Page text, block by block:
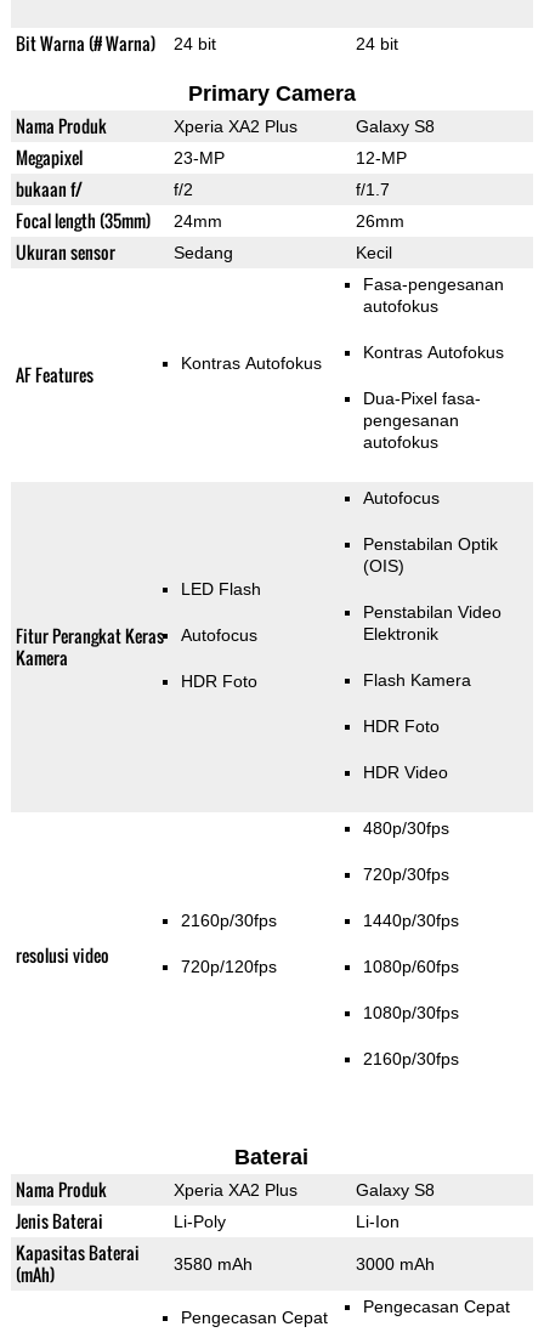
Bit Warna (# Warna) 24 bit 24 bit
Primary Camera
Nama Produk Xperia XA2 Plus Galaxy S8
Megapixel 23-MP 12-MP
bukaan f/ f/2 f/1.7
Focal length (35mm) 24mm 26mm
Ukuran sensor Sedang Kecil
AF Features Kontras Autofokus
Fasa-pengesanan
autofokus
Kontras Autofokus
Dua-Pixel fasa-
pengesanan
autofokus
Fitur Perangkat Keras
Kamera
LED Flash
Autofocus
HDR Foto
Autofocus
Penstabilan Optik
(OIS)
Penstabilan Video
Elektronik
Flash Kamera
HDR Foto
HDR Video
resolusi video
2160p/30fps
720p/120fps
480p/30fps
720p/30fps
1440p/30fps
1080p/60fps
1080p/30fps
2160p/30fps
Baterai
Nama Produk Xperia XA2 Plus Galaxy S8
Jenis Baterai Li-Poly Li-Ion
Kapasitas Baterai
(mAh)
3580 mAh 3000 mAh
Pengecasan Cepat
Pengecasan Cepat